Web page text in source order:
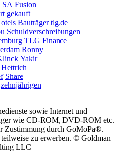
SA Fusion
gekauft
Bauträger tlg.de
Schuldverschreibungen
TLG Finance
Ronny
Yakir
Hettrich
Share
zehnjährigen
sowie Internet und
wie CD-ROM, DVD-ROM etc.
Zustimmung durch GoMoPa®.
zu erwerben. © Goldman
LLC